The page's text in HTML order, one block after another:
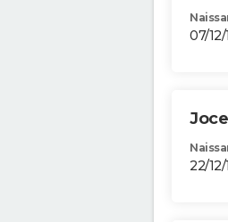
07/12/
22/12/